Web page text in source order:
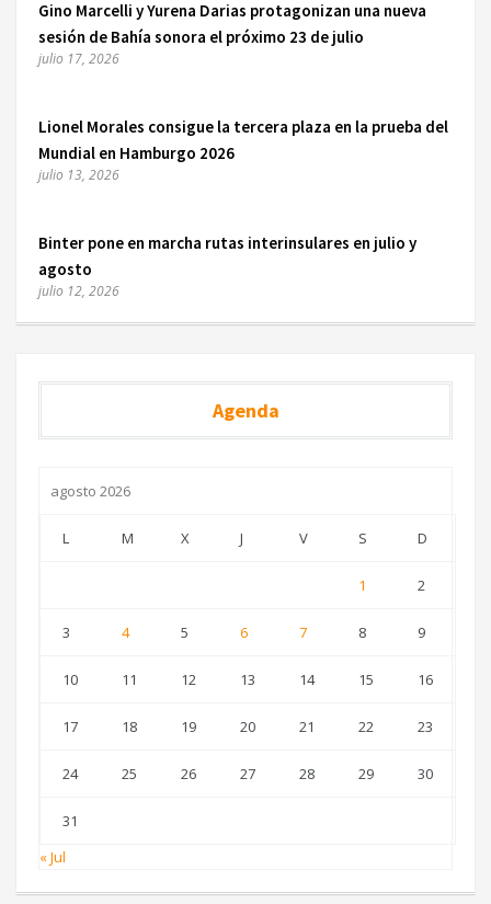
Gino Marcelli y Yurena Darias protagonizan una nueva
sesión de Bahía sonora el próximo 23 de julio
julio 17, 2026
Lionel Morales consigue la tercera plaza en la prueba del
Mundial en Hamburgo 2026
julio 13, 2026
Binter pone en marcha rutas interinsulares en julio y
agosto
julio 12, 2026
Agenda
agosto 2026
L M X J V S D
1 2
3 4 5 6 7 8 9
10 11 12 13 14 15 16
17 18 19 20 21 22 23
24 25 26 27 28 29 30
31
« Jul